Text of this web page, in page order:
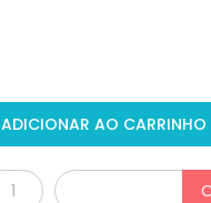
ADICIONAR AO CARRINHO